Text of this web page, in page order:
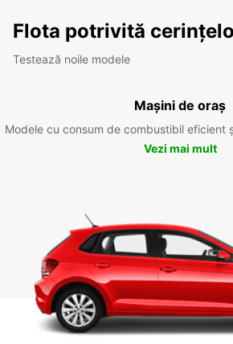
Flota potrivită
Testează noile modele
Mașini de oraș
Modele cu consum de combustibil eficient
Vezi mai mult